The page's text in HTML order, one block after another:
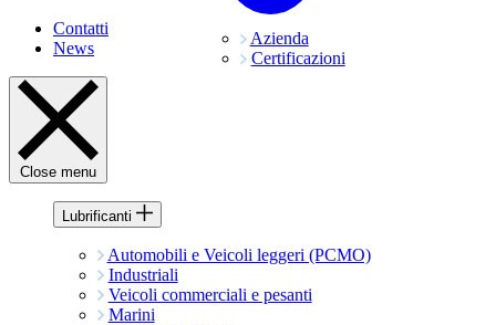
Azienda
Certificazioni
Contatti
News
Close menu
Lubrificanti
Automobili e Veicoli leggeri (PCMO)
Industriali
Veicoli commerciali e pesanti
Marini